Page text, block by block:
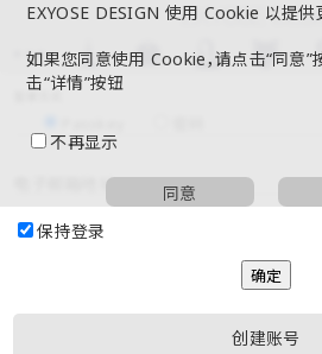
EXYOSE DESIGN 使用 Cookie 以提供
如果您同意使用 Cookie，请点击“同意”
击“详情”按钮
不再显示
同意
电子邮箱地址
保持登录
创建账号